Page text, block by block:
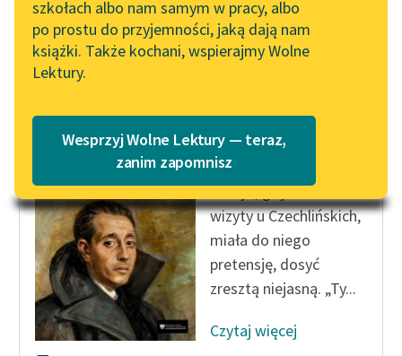
102. lata temu zmarł
Joseph Conrad
Lektury szkolne i klasyka
literatury do słuchania dla
uczennic i uczniów z
niepełnosprawnościami
E-kolekcja lektur
szkolnych i literatury do
słuchania dla uczennic i
uczniów z
niepełnosprawnościami
Widget Wolnych Lektur
Przypisy
Katalog w formacie PDF
szkołach albo nam samym w pracy, albo
po prostu do przyjemności, jaką dają nam
książki. Także kochani, wspierajmy Wolne
Lektury.
Wesprzyj Wolne Lektury — teraz,
zanim zapomnisz
Czytaj więcej
Granica
Kiedyś, gdy wracali z
wizyty u Czechlińskich,
miała do niego
pretensję, dosyć
zresztą niejasną. „Ty...
Czytaj więcej